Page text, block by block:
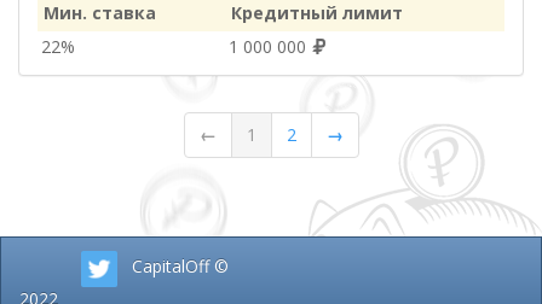
Мин. ставка
Кредитный лимит
22%
1 000 000
← 1 2 →
CapitalOff ©
2022